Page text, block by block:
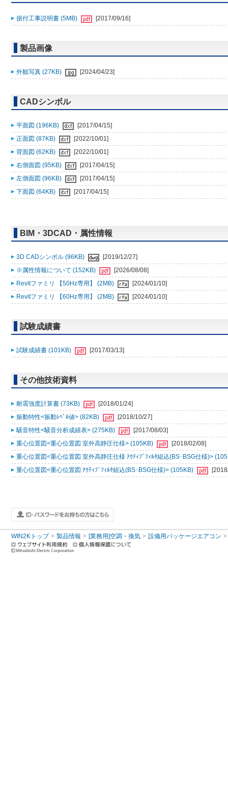
据付工事説明書 (5MB) [2017/09/16]
製品画像
外観写真 (27KB) [2024/04/23]
CADシンボル
平面図 (196KB)
[2017/04/15]
正面図 (87KB)
[2022/10/01]
背面図 (62KB)
[2022/10/01]
右側面図 (95KB)
[2017/04/15]
左側面図 (96KB)
[2017/04/15]
下面図 (64KB)
[2017/04/15]
BIM・3DCAD・属性情報
3D CADシンボル (96KB)
[2019/12/27]
※属性情報について (152KB)
[2026/08/08]
Revitファミリ 【50Hz専用】 (2MB)
[2024/01/10]
Revitファミリ 【60Hz専用】 (2MB)
[2024/01/10]
試験成績書
試験成績書 (101KB) [2017/03/13]
その他技術資料
耐震強度計算書 (73KB)
[2018/01/24]
振動特性<振動ﾚﾍﾞﾙ値> (82KB)
[2018/10/27]
騒音特性<騒音分析成績表> (275KB)
[2017/08/03]
重心位置図<重心位置図 室外高静圧仕様> (105KB)
[2018/02/08]
重心位置図<重心位置図 室外高静圧仕様 ｱｸﾃｨﾌﾞﾌｨﾙﾀ組込(BS･BSG仕様)>
重心位置図<重心位置図 ｱｸﾃｨﾌﾞﾌｨﾙﾀ組込(BS･BSG仕様)> (105KB)
WIN2Kトップ 製品情報 [業務用]空調・換気 設備用パッケージエアコン